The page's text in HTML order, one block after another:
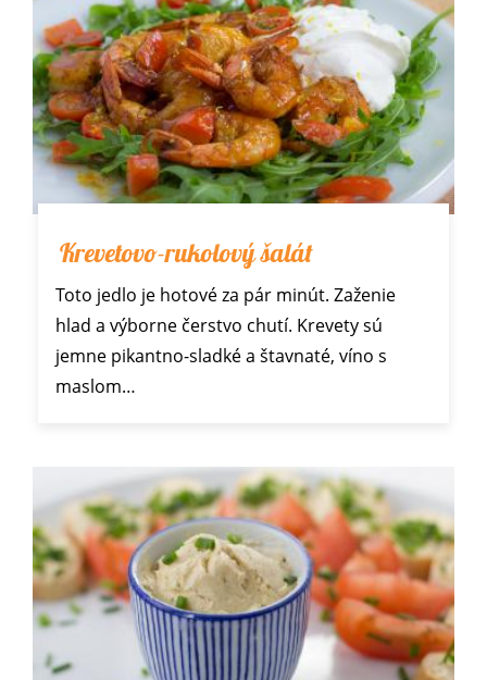
Krevetovo-rukolový šalát
Toto jedlo je hotové za pár minút. Zaženie
hlad a výborne čerstvo chutí. Krevety sú
jemne pikantno-sladké a štavnaté, víno s
maslom…